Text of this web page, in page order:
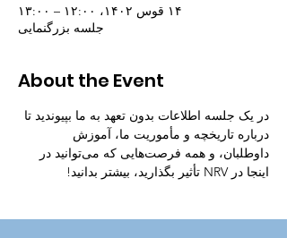
۱۴ قوس ۱۴۰۲، ۱۲:۰۰ – ۱۳:۰۰
جلسه بزرگنمایی
About the Event
در یک جلسه اطلاعات بدون تعهد به ما بپیوندید تا
درباره تاریخچه و مأموریت ما، آموزش
داوطلبان، و همه فرصت‌هایی که می‌توانید در
اینجا در NRV تأثیر بگذارید، بیشتر بدانید!